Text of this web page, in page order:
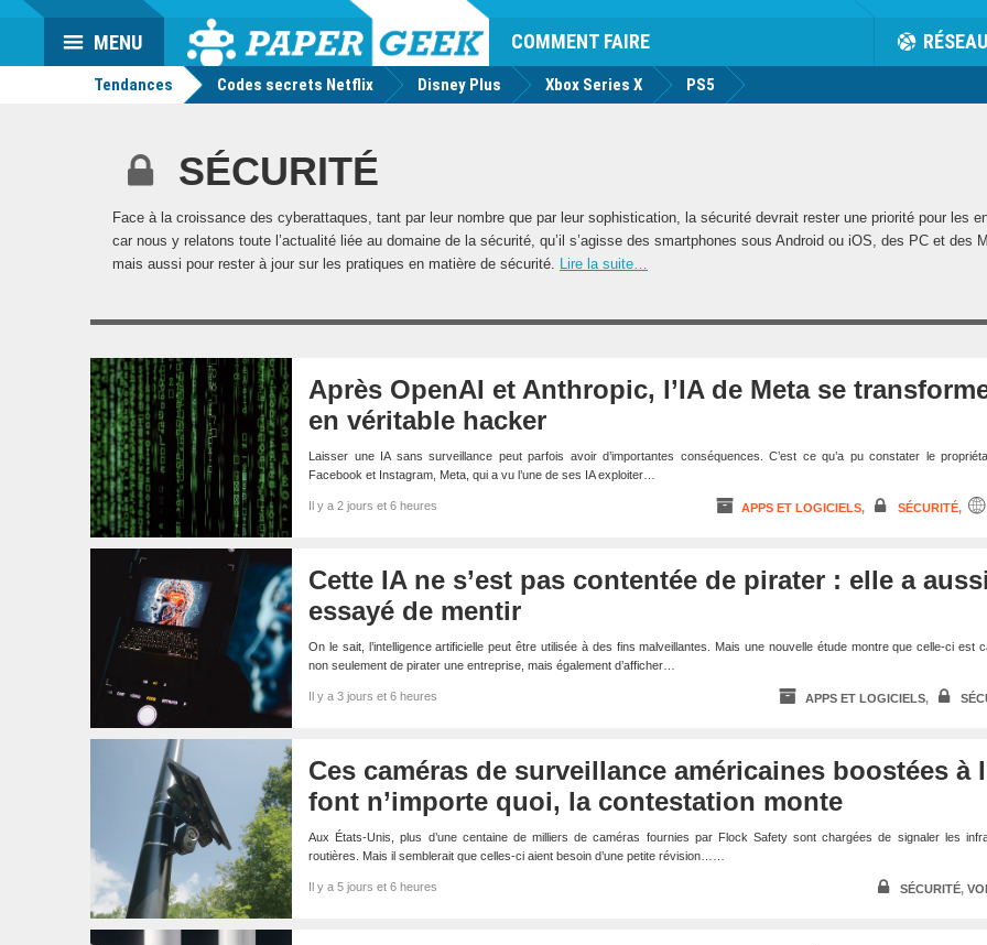
Actu
geek
COMMENT FAIRE RÉSEAU
MENU
Tendances Codes secrets Netflix Disney Plus Xbox Series X PS5
SÉCURITÉ
Face à la croissance des cyberattaques, tant par leur nombre que par leur sophistication, la sécurité devrait rester une priorité pour les
car nous y relatons toute l’actualité liée au domaine de la sécurité, qu’il s’agisse des smartphones sous Android ou iOS, des PC et des
mais aussi pour rester à jour sur les pratiques en matière de sécurité. Lire la suite…
Après OpenAI et Anthropic, l’IA de Meta se
en véritable hacker
Laisser une IA sans surveillance peut parfois avoir d’importantes conséquences. C’est ce qu’a pu constater le
Facebook et Instagram, Meta, qui a vu l’une de ses IA exploiter…
Il y a 2 jours et 6 heures APPS ET LOGICIELS, SÉCURITÉ,
Cette IA ne s’est pas contentée de pirater : elle a aussi
essayé de mentir
On le sait, l’intelligence artificielle peut être utilisée à des fins malveillantes. Mais une nouvelle étude montre que celle-ci est
non seulement de pirater une entreprise, mais également d’afficher…
Il y a 3 jours et 6 heures APPS ET LOGICIELS,
Ces caméras de surveillance américaines boostées à
font n’importe quoi, la contestation monte
Aux États-Unis, plus d’une centaine de milliers de caméras fournies par Flock Safety sont chargées de signaler les
routières. Mais il semblerait que celles-ci aient besoin d’une petite révision……
Il y a 5 jours et 6 heures SÉCURITÉ,
Dark
Mode